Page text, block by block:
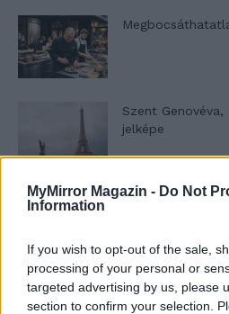
MyMirror Magazin - Do Not
Information
If you wish to opt-out of the sale,
processing of your personal or
targeted advertising by us, please
section to confirm your selection.
Szent
jelképe
Minka 12. rész
Minka 11. rész